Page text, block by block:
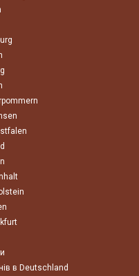
в Deutschland